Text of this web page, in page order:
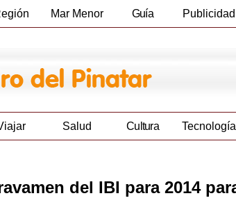
Mar Menor Guía Publicidad
Salud Cultura Tecnología
del IBI para 2014